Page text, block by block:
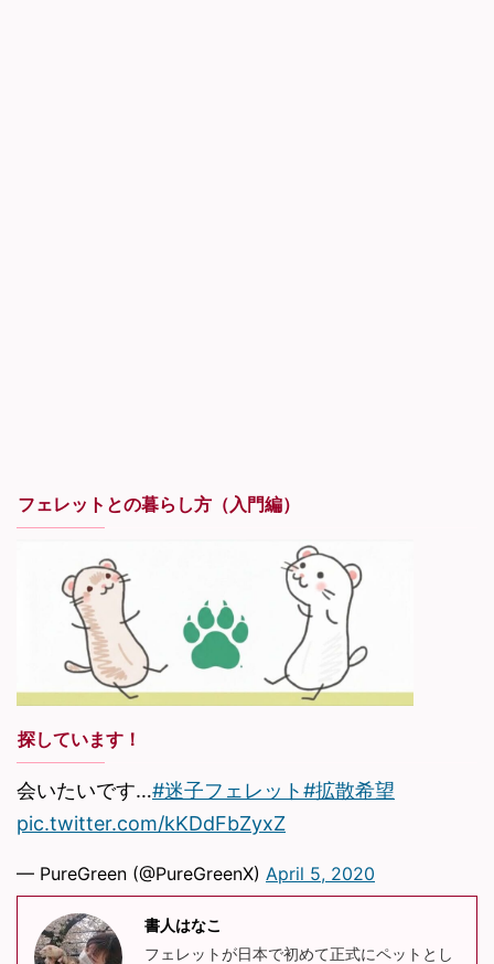
フェレットとの暮らし方（入門編）
探しています！
会いたいです…#迷子フェレット#拡散希望
pic.twitter.com/kKDdFbZyxZ
— PureGreen (@PureGreenX) April 5, 2020
書人はなこ
フェレットが日本で初めて正式にペットとし